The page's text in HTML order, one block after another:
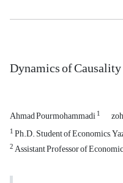
Dynamics of
Ahmad Pourmohammadi1
1Ph.D. Student of Economics,
2Assistant Professor of